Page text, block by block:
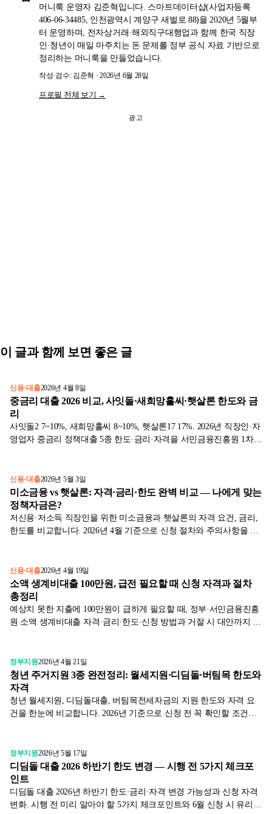
머니룩 운영자 김준혁입니다. 스마트데이터샵(사업자등록
406-06-34485, 인천광역시 계양구 새벌로 88)을 2020년 5월부
터 운영하며, 전자상거래·해외직구대행업과 함께 한국 직장
인·청년이 매일 마주치는 돈 문제를 정부 공식 자료 기반으로
정리하는 머니룩을 만들었습니다.
작성·검수: 김준혁 · 2026년 6월 28일
프로필 전체 보기 →
광고
이 글과 함께 보면 좋은 글
신용·대출2026년 4월 8일
중금리 대출 2026 비교, 사잇돌·새희망홀씨·햇살론 한도와 금
리
사잇돌2 7~10%, 새희망홀씨 8~10%, 햇살론17 17%. 2026년 직장인·자
영업자 중금리 정책대출 5종 한도·금리·자격을 서민금융진흥원 1차
신용·대출2026년 5월 3일
미소금융 vs 햇살론: 자격·금리·한도 완벽 비교 — 나에게 맞는
정책자금은?
저신용·저소득 직장인을 위한 미소금융과 햇살론의 자격 요건, 금리,
한도를 비교합니다. 2026년 4월 기준으로 신청 절차와 주의사항을 정
신용·대출2026년 4월 19일
소액 생계비대출 100만원, 급전 필요할 때 신청 자격과 절차
총정리
예상치 못한 지출에 100만원이 급하게 필요할 때, 정부·서민금융진흥
원 소액 생계비대출 자격·금리·한도·신청 방법과 거절 시 대안까지 실
정부지원2026년 4월 21일
청년 주거지원 3종 완전정리: 월세지원·디딤돌·버팀목 한도와
자격
청년 월세지원, 디딤돌대출, 버팀목전세자금의 지원 한도와 자격 요
건을 한눈에 비교합니다. 2026년 기준으로 신청 전 꼭 확인할 조건과
정부지원2026년 5월 17일
디딤돌 대출 2026 하반기 한도 변경 — 시행 전 5가지 체크포
인트
디딤돌 대출 2026년 하반기 한도·금리·자격 변경 가능성과 신청 자격
변화. 시행 전 미리 알아야 할 5가지 체크포인트와 6월 신청 시 유리한